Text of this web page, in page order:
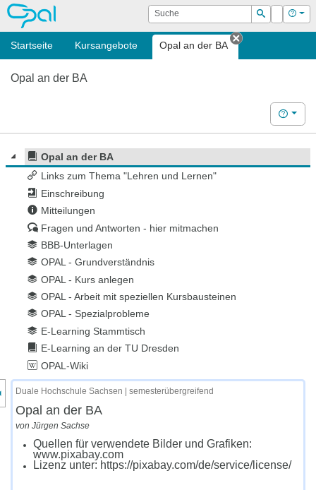
OPAL Suche
Suchen
Login Hilfe
Startseite Kursangebote Opal an der BA
Tab schließen
Opal an der BA
Hilfe
Opal an der BA
Links zum Thema "Lehren und Lernen"
Einschreibung
Mitteilungen
Fragen und Antworten - hier mitmachen
BBB-Unterlagen
OPAL - Grundverständnis
OPAL - Kurs anlegen
OPAL - Arbeit mit speziellen Kursbausteinen
OPAL - Spezialprobleme
E-Learning Stammtisch
E-Learning an der TU Dresden
OPAL-Wiki
des Kursmenüs
Duale Hochschule Sachsen | semesterübergreifend
Opal an der BA
von Jürgen Sachse
Quellen für verwendete Bilder und Grafiken:
www.pixabay.com
Lizenz unter: https://pixabay.com/de/service/license/